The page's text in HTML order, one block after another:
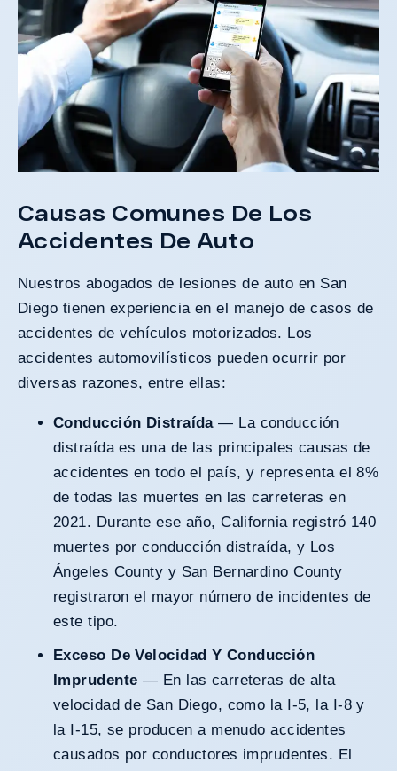
Causas Comunes De Los
Accidentes De Auto
Nuestros abogados de lesiones de auto en San
Diego tienen experiencia en el manejo de casos de
accidentes de vehículos motorizados. Los
accidentes automovilísticos pueden ocurrir por
diversas razones, entre ellas:
Conducción Distraída— La conducción
distraída es una de las principales causas de
accidentes en todo el país, y representa el8%
de todas las muertes en las carreteras en
2021. Durante ese año, California registró 140
muertes por conducción distraída, y Los
Ángeles County y San Bernardino County
registraron el mayor número de incidentes de
este tipo.
Exceso De Velocidad Y Conducción
Imprudente — En las carreteras de alta
velocidad de San Diego, como la I-5, la I-8 y
la I-15, se producen a menudo accidentes
causados por conductores imprudentes. El